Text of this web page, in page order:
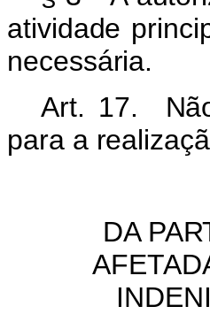
atividade
necessária.
Art. 17.
para a
DA